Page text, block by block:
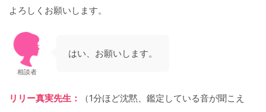
よろしくお願いします。
相談者
はい、お願いします。
リリー真実先生： （1分ほど沈黙、鑑定している音が聞こえ